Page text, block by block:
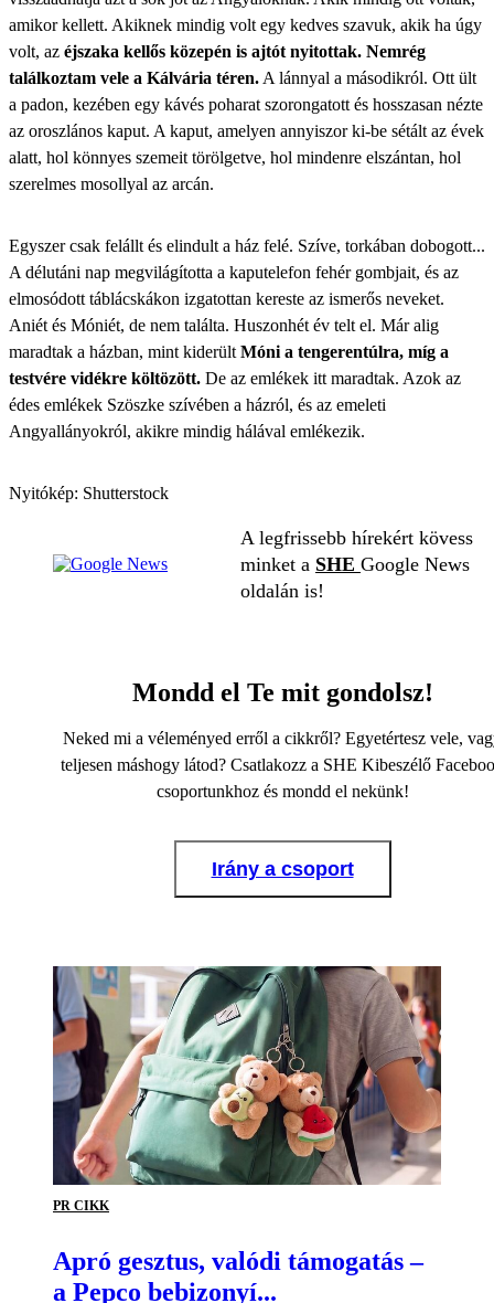
amikor kellett. Akiknek mindig volt egy kedves szavuk, akik ha úgy
volt, az éjszaka kellős közepén is ajtót nyitottak. Nemrég
találkoztam vele a Kálvária téren. A lánnyal a másodikról. Ott ült
a padon, kezében egy kávés poharat szorongatott és hosszasan nézte
az oroszlános kaput. A kaput, amelyen annyiszor ki-be sétált az évek
alatt, hol könnyes szemeit törölgetve, hol mindenre elszántan, hol
szerelmes mosollyal az arcán.
Egyszer csak felállt és elindult a ház felé. Szíve, torkában dobogott...
A délutáni nap megvilágította a kaputelefon fehér gombjait, és az
elmosódott táblácskákon izgatottan kereste az ismerős neveket.
Aniét és Móniét, de nem találta. Huszonhét év telt el. Már alig
maradtak a házban, mint kiderült Móni a tengerentúlra, míg a
testvére vidékre költözött. De az emlékek itt maradtak. Azok az
édes emlékek Szöszke szívében a házról, és az emeleti
Angyallányokról, akikre mindig hálával emlékezik.
Nyitókép: Shutterstock
A legfrissebb hírekért kövess
minket a SHE Google News
oldalán is!
Mondd el Te mit gondolsz!
Neked mi a véleményed erről a cikkről? Egyetértesz vele,
teljesen máshogy látod? Csatlakozz a SHE Kibeszélő
csoportunkhoz és mondd el nekünk!
Irány a csoport
PR CIKK
Apró gesztus, valódi támogatás –
a Pepco bebizonyí...